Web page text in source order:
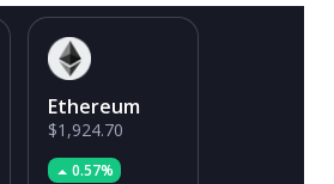
Ethereum
$1,924.70
0.57%